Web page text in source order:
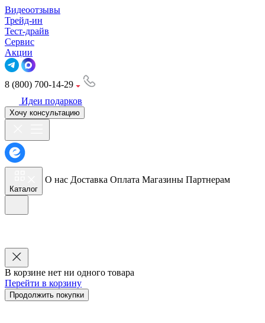
Видеоотзывы
Трейд-ин
Тест-драйв
Сервис
Акции
8 (800) 700-14-29
Идеи подарков
Хочу консультацию
Каталог
О нас Доставка Оплата Магазины Партнерам
В корзине нет ни одного товара
Перейти в корзину
Продолжить покупки